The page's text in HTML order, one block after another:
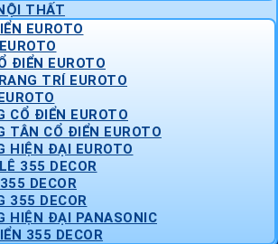
THẤT
EUROTO
ĐIỂN EUROTO
TRÍ EUROTO
CỔ ĐIỂN EUROTO
TÂN CỔ ĐIỂN EUROTO
HIỆN ĐẠI EUROTO
355 DECOR
DECOR
355 DECOR
HIỆN ĐẠI PANASONIC
355 DECOR